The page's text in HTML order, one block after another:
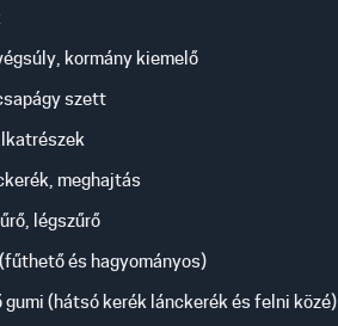
kormány kiemelő
szett
meghajtás
légszűrő
és hagyományos)
gumi (hátsó kerék lánckerék és felni közé)